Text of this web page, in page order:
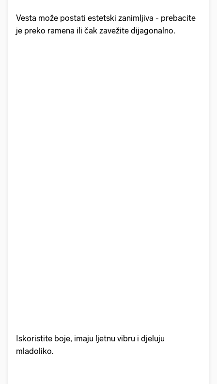
Vesta može postati estetski zanimljiva - prebacite
je preko ramena ili čak zavežite dijagonalno.
Iskoristite boje, imaju ljetnu vibru i djeluju
mladoliko.